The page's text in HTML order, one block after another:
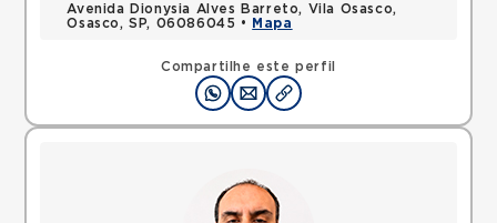
Compartilhe este perfil
Avenida Dionysia Alves Barreto, Vila Osasco,
Osasco, SP, 06086045 •
Mapa